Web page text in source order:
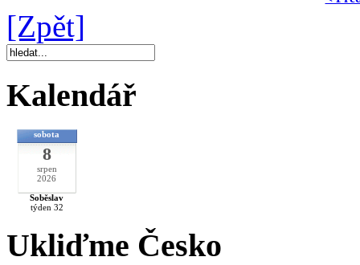
[Zpět]
Kalendář
sobota
8
srpen
2026
Soběslav
týden 32
Ukliďme Česko